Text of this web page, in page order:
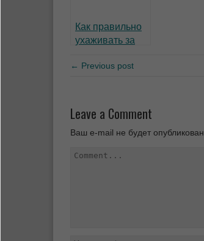
Как правильно
ухаживать за
поверхностями
← Previous post
Leave a Comment
Ваш e-mail не будет опубликован.